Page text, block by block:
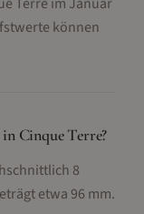
können
Cinque Terre?
8
etwa 96 mm.